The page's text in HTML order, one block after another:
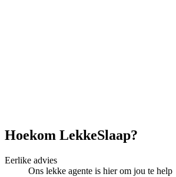
Hoekom LekkeSlaap?
Eerlike advies
Ons lekke agente is hier om jou te help